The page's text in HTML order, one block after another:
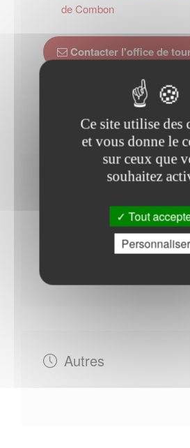
de Combon
Contacter l'office de
Horaires Mairie
Mercredi : - 17h00 à 19h00
Autres
Ce site utilise des
et vous donne le
sur ceux que
souhaitez
Tout
Personnaliser